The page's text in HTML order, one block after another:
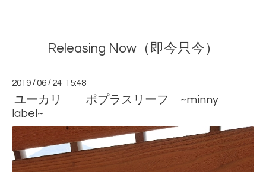
Releasing Now（即今只今）
2019 /06 / 24 15:48
ユーカリ ポプラスリーフ ~minny
label~